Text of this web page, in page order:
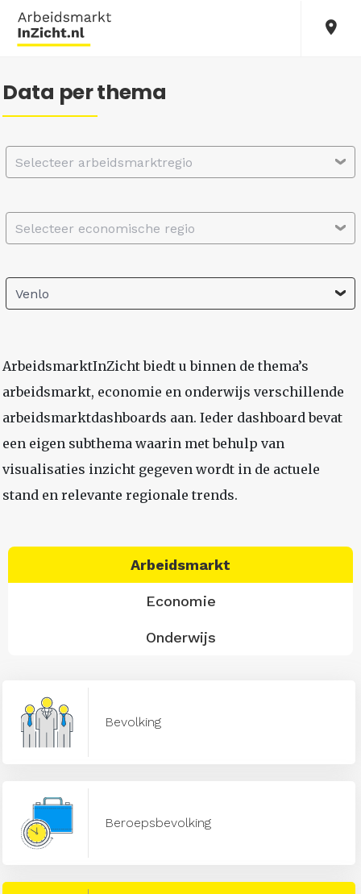
Data per thema
Selecteer arbeidsmarktregio
Selecteer economische regio
Venlo
ArbeidsmarktInZicht biedt u binnen de thema’s
arbeidsmarkt, economie en onderwijs verschillende
arbeidsmarktdashboards aan. Ieder dashboard bevat
een eigen subthema waarin met behulp van
visualisaties inzicht gegeven wordt in de actuele
stand en relevante regionale trends.
Arbeidsmarkt
Economie
Onderwijs
Bevolking
Beroepsbevolking